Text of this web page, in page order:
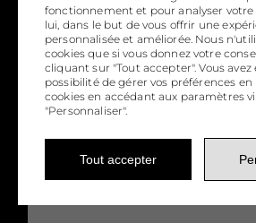
FORÊT
770
fonctionnement et pour analyser
lui, dans le but de vous offrir une
personnalisée et améliorée. Nous
cookies que si vous donnez votre
cliquant sur "Tout accepter". Vous
possibilité de gérer vos préférences
cookies en accédant aux paramètres
"Personnaliser".
Tout accepter